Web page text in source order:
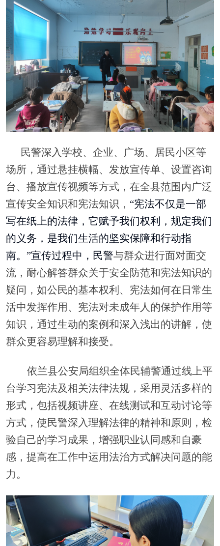
民警深入学校、企业、广场、居民小区等
场所， 通过悬挂横幅、发放宣传单、设置咨询
台、 播放宣传视频等方式，在全县范围内广泛
宣传安全知识和宪法知识， “宪法不仅是一部
写在纸上的法律，它赋予我们权利，规定我们
的义务，是我们生活的坚实保障和行动指
南。”宣传过程中，民警与群众进行面对面交
流 ， 耐心解答群众关于安全防范和宪法知识的
疑问， 如公民的基本权利、宪法如何在日常生
活中发挥作用、宪法对未成年人的保护作用等
知识， 通过生动的案例和深入浅出的讲解，使
群众更容易理解和接受。
依兰县公安局组织全体民辅警通过线上平
台学习宪法及相关法律法规，采用灵活多样的
形式，包括视频讲座、在线测试和互动讨论等
方式 ， 使民警深入理解法律的精神和原则，检
验自己的学习成果，增强职业认同感和自豪
感，提高在工作中运用法治方式解决问题的能
力。